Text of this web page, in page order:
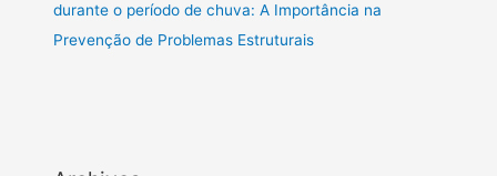
durante o período de chuva: A Importância na
Prevenção de Problemas Estruturais